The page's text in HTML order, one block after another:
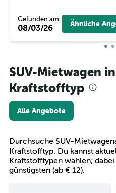
Gefunden am
08/03/26 Ähnliche
SUV-Mietwagen
Kraftstofftyp
Alle Angebote
Durchsuche SUV-
Kraftstofftyp. Du kannst
Kraftstofftypen wählen;
günstigsten (ab € 12).